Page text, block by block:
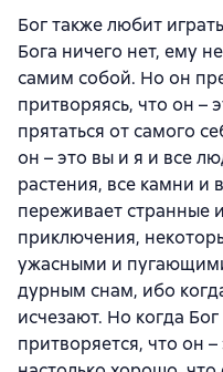
Бог также любит
Бога ничего нет, ему
самим собой. Но он
притворяясь, что он –
прятаться от самого
он – это вы и я и все
растения, все камни и
переживает странные
приключения,
ужасными и
дурным снам, ибо
исчезают. Но когда
притворяется, что он